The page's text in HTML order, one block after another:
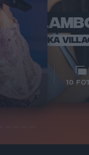
VOI TANKA
10